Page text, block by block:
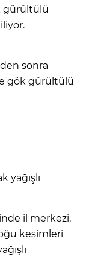
gürültülü
sonra
gök gürültülü
yağışlı
il merkezi,
kesimleri